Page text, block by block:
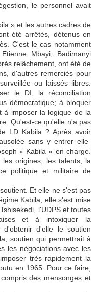
le personnel avait
» et les autres cadres de
été arrêtés, détenus en
C'est le cas notamment
Mbayi, Badimanyi
relâchement, ont été de
d'autres remerciés pour
ou laissés libres.
le DI, la réconciliation
démocratique; à bloquer
à imposer la logique de la
Qu'est-ce qu'elle n'a pas
LD Kabila ? Après avoir
sans y entrer elle-
« Kabila » en charge.
origines, les talents, la
politique et militaire de
Et elle ne s'est pas
Kabila, elle s'est mise
l'UDPS et toutes
et à intoxiquer la
d'obtenir d'elle le soutien
soutien qui permettrait à
les négociations avec les
très rapidement la
en 1965. Pour ce faire,
des mensonges et